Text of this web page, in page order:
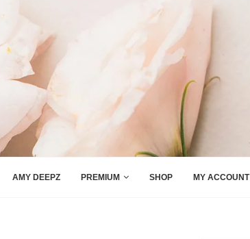
AMY DEEPZ PREMIUM SHOP MY ACCOUNT